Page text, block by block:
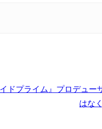
ドプライム』プロデュ
はな